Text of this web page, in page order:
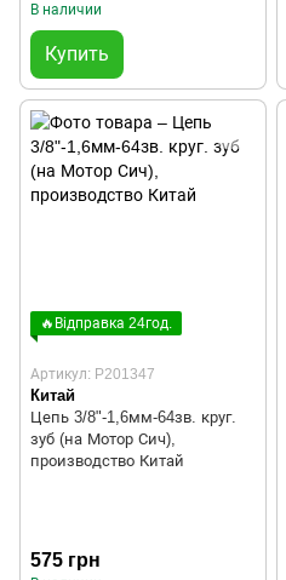
В наличии
Купить
🔥Відправка 24год.
Артикул: P201347
Китай
Цепь 3/8"-1,6мм-64зв. круг.
зуб (на Мотор Сич),
производство Китай
575 грн